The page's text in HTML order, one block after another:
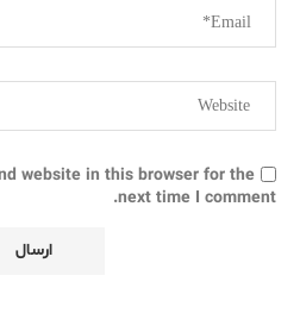
website in this browser for the
next time I comment.